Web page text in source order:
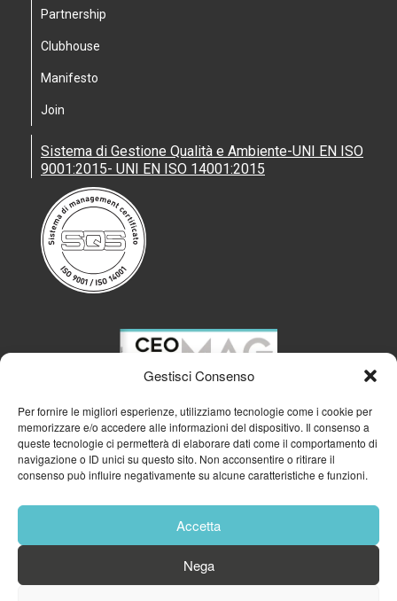
Gestisci Consenso
Per fornire le migliori esperienze, utilizziamo tecnologie come i cookie per
memorizzare e/o accedere alle informazioni del dispositivo. Il consenso a
queste tecnologie ci permetterà di elaborare dati come il comportamento di
navigazione o ID unici su questo sito. Non acconsentire o ritirare il
consenso può influire negativamente su alcune caratteristiche e funzioni.
Accetta
Nega
Partnership
Clubhouse
Manifesto
Join
Sistema di Gestione Qualità e Ambiente-UNI EN ISO
9001:2015- UNI EN ISO 14001:2015